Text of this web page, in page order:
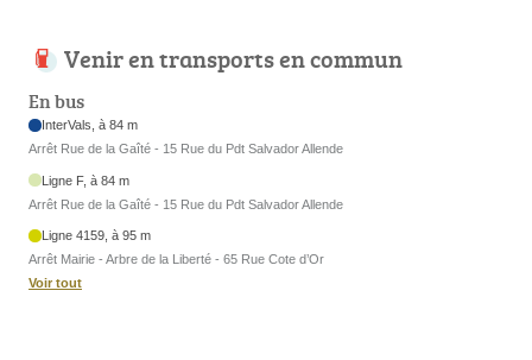
Venir en transports en commun
En bus
InterVals, à 84 m
Arrêt Rue de la Gaîté - 15 Rue du Pdt Salvador Allende
Ligne F, à 84 m
Arrêt Rue de la Gaîté - 15 Rue du Pdt Salvador Allende
Ligne 4159, à 95 m
Arrêt Mairie - Arbre de la Liberté - 65 Rue Cote d’Or
Voir tout